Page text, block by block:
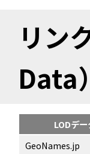
リン
Data）
LODデ
GeoNames.jp